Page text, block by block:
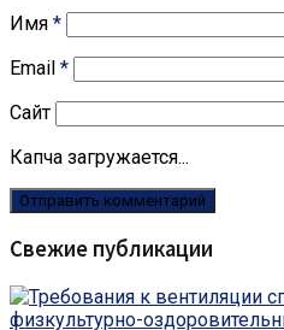
Имя *
Email *
Сайт
Капча загружается...
Свежие публикации